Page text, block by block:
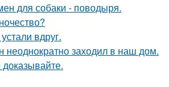
для собаки - поводыря.
вдруг.
неоднократно заходил в наш дом.